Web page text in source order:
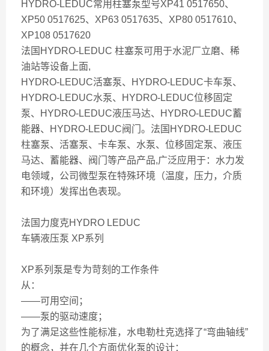
HYDRO-LEDUC常用柱塞泵型号XP41 0517650、
XP50 0517625、XP63 0517635、XP80 0517610、
XP108 0517620
法国HYDRO-LEDUC 柱塞泵可用于水泥厂立磨、稀
油站等设备上面,
HYDRO-LEDUC活塞泵、HYDRO-LEDUC卡车泵、
HYDRO-LEDUC水泵、HYDRO-LEDUC位移固定
泵、HYDRO-LEDUC液压马达、HYDRO-LEDUC蓄
能器、HYDRO-LEDUC阀门。法国HYDRO-LEDUC
柱塞泵、活塞泵、卡车泵、水泵、位移固定泵、液压
马达、蓄能器、阀门等产品产品,广泛应用于：水力发
电领域，公司微型泵在特殊环境（温度，压力，介质
和环境）发挥出色表现。
法国力度克HYDRO LEDUC
车辆液压泵 XP系列
XP系列泵是专为苛刻的工作条件
从：
——可用空间；
——泵的驱动速度；
为了满足这些性能标准，水电勒杜克选择了“弯曲轴线”
的概念，并在几个方面优化泵的设计：